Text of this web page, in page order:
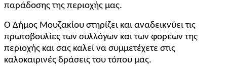
παράδοσης της περιοχής μας.
Ο Δήμος Μουζακίου στηρίζει και αναδεικνύει τις
πρωτοβουλίες των συλλόγων και των φορέων της
περιοχής και σας καλεί να συμμετέχετε στις
καλοκαιρινές δράσεις του τόπου μας.